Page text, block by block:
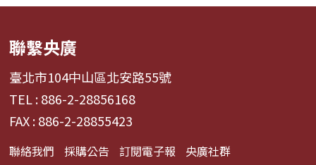
聯繫央廣
臺北市104中山區北安路55號
TEL : 886-2-28856168
FAX : 886-2-28855423
聯絡我們 採購公告 訂閱電子報 央廣社群